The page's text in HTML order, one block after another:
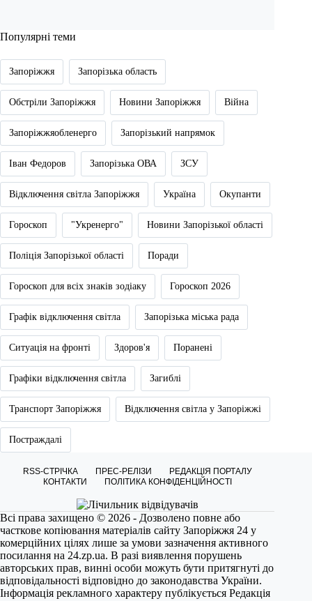
Популярні теми
Запоріжжя Запорізька область
Обстріли Запоріжжя Новини Запоріжжя Війна
Запоріжжяобленерго Запорізький напрямок
Іван Федоров Запорізька ОВА ЗСУ
Відключення світла Запоріжжя Україна Окупанти
Гороскоп "Укренерго" Новини Запорізької області
Поліція Запорізької області Поради
Гороскоп для всіх знаків зодіаку Гороскоп 2026
Графік відключення світла Запорізька міська рада
Ситуація на фронті Здоров'я Поранені
Графіки відключення світла Загиблі
Транспорт Запоріжжя Відключення світла у Запоріжжі
Постраждалі
RSS-СТРІЧКА ПРЕС-РЕЛІЗИ
РЕДАКЦІЯ ПОРТАЛУ
КОНТАКТИ
ПОЛІТИКА КОНФІДЕНЦІЙНОСТІ
Всі права захищено © 2026 - Дозволено повне або
часткове копіювання матеріалів сайту Запоріжжя 24 у
комерційних цілях лише за умови зазначення активного
посилання на 24.zp.ua. В разі виявлення порушень
авторських прав, винні особи можуть бути притягнуті до
відповідальності відповідно до законодавства України.
Інформація рекламного характеру публікується Редакція